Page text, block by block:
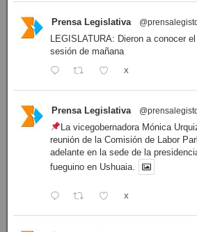
Prensa Legislativa
LEGISLATURA: Dieron a conocer
sesión de mañana
X
Prensa Legislativa
La vicegobernadora Mónica
reunión de la Comisión de Labor
adelante en la sede de la
fueguino en Ushuaia.
X